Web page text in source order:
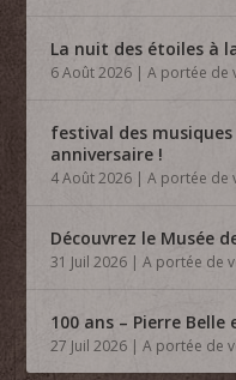
La nuit des étoiles à
6 Août 2026 |A portée de
festival des musiques
anniversaire !
4 Août 2026 |A portée de
Découvrez le Musée
31 Juil 2026 |A portée de
100 ans – Pierre
27 Juil 2026 |A portée de